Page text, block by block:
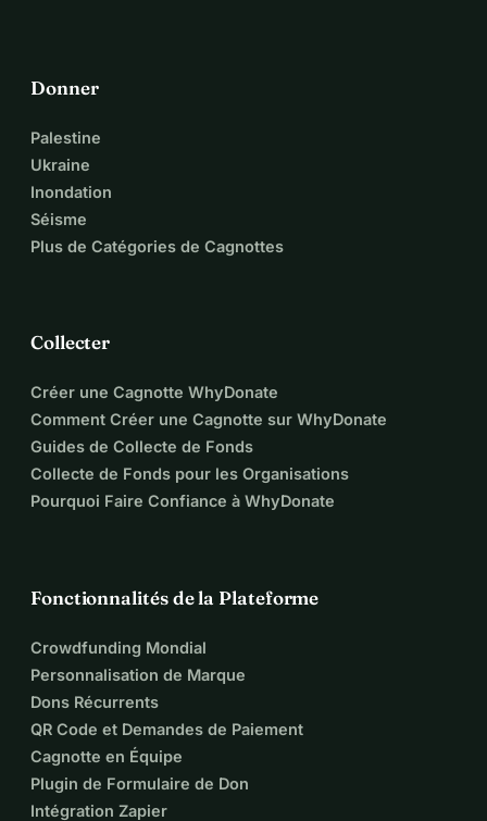
Donner
Palestine
Ukraine
Inondation
Séisme
Plus de Catégories de Cagnottes
Collecter
Créer une Cagnotte WhyDonate
Comment Créer une Cagnotte sur WhyDonate
Guides de Collecte de Fonds
Collecte de Fonds pour les Organisations
Pourquoi Faire Confiance à WhyDonate
Fonctionnalités de la Plateforme
Crowdfunding Mondial
Personnalisation de Marque
Dons Récurrents
QR Code et Demandes de Paiement
Cagnotte en Équipe
Plugin de Formulaire de Don
Intégration Zapier